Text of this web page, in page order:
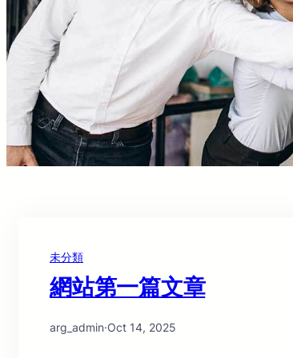
未分類
網站第一篇文章
arg_admin·Oct 14, 2025